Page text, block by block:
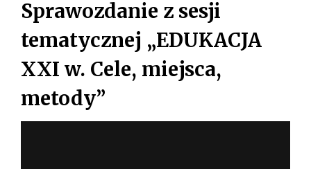
s
k
i
Sprawozdanie z sesji
tematycznej „EDUKACJA
XXI w. Cele, miejsca,
metody”